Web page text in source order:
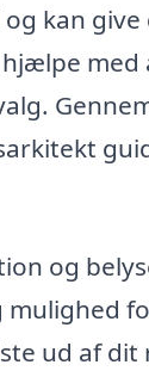
kan give
med
og
mulighed
ud af dit